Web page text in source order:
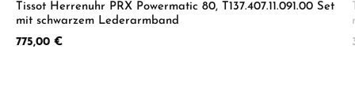
Tissot Herrenuhr PRX Powermatic 80, T137.407.11.091.00 Set
mit schwarzem Lederarmband
Regulärer Preis:
775,00 €